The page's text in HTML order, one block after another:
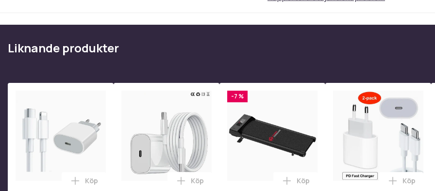
Liknande produkter
Lägg till iPhone Laddare Snabbladdare - Adapter + Kabel 25W lightning - USB-C 2m i varukorgen
Köp Lägg till iPhone 17 / 16 / 15 Snabbladdare med 2M USB-C till USB-C
Köp
-7 %
Lägg till 2-i-1 Bärbar Löpband med 5%
Köp Lägg till
Köp